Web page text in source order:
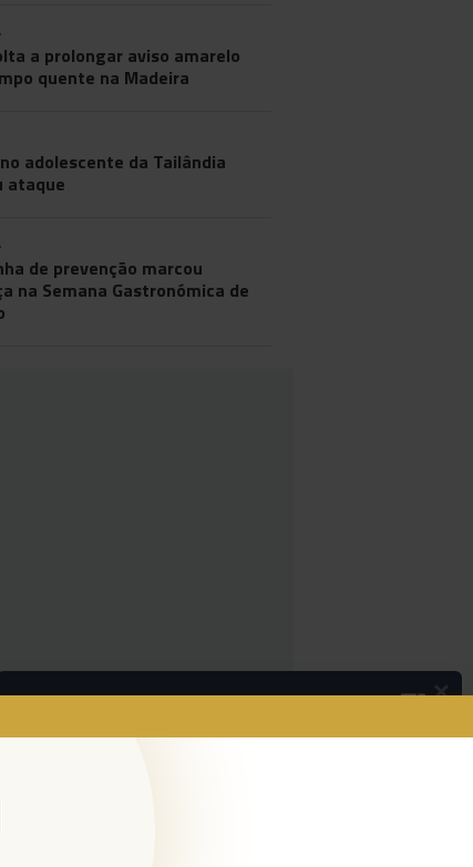
a prolongar aviso amarelo
quente na Madeira
adolescente da Tailândia
ataque
de prevenção marcou
na Semana Gastronómica de
×